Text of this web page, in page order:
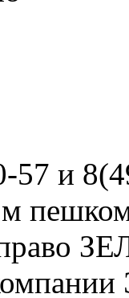
57 и